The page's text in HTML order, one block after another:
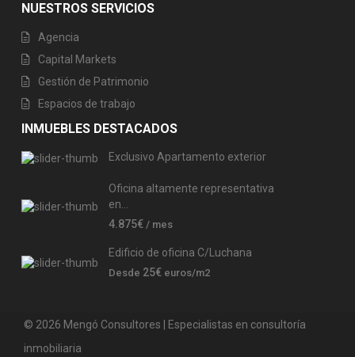
NUESTROS SERVICIOS
Agencia
Capital Markets
Gestión de Patrimonio
Espacios de trabajo
INMUEBLES DESTACADOS
Exclusivo Apartamento exterior
Oficina altamente representativa
en...
4.875€ / mes
Edificio de oficina C/Luchana
Desde 25€ euros/m2
© 2026 Mengó Consultores | Especialistas en consultoría
inmobiliaria